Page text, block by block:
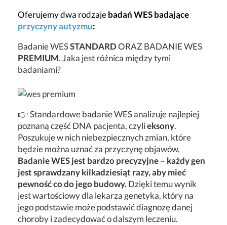
Oferujemy dwa rodzajebadań WES badające
przyczyny autyzmu:
Badanie WESSTANDARDORAZ BADANIE WES
PREMIUM. Jaka jest różnica między tymi
badaniami?
👉 Standardowe badanie WES analizuje najlepiej
poznaną część DNA pacjenta, czylieksony.
Poszukuje w nich niebezpiecznych zmian, które
będzie można uznać za przyczynę objawów.
Badanie WES jest bardzo precyzyjne – każdy gen
jest sprawdzany kilkadziesiąt razy, aby mieć
pewność co do jego budowy. Dzięki temu wynik
jest wartościowy dla lekarza genetyka, który na
jego podstawie może podstawić diagnozę danej
choroby i zadecydować o dalszym leczeniu.